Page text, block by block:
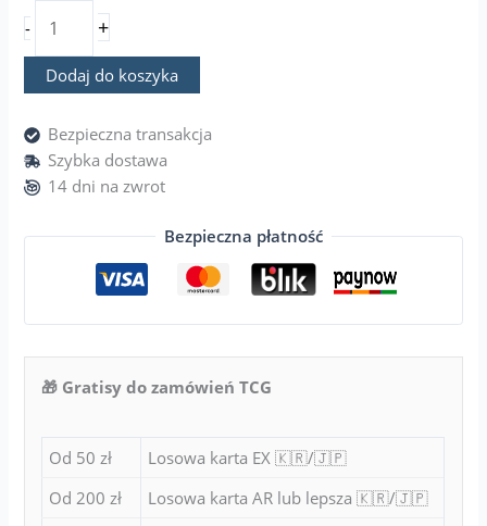
- +
Dodaj do koszyka
Bezpieczna transakcja
Szybka dostawa
14 dni na zwrot
Bezpieczna płatność
🎁 Gratisy do zamówień TCG
Od 50 zł
Losowa karta EX 🇰🇷/🇯🇵
Od 200 zł
Losowa karta AR lub lepsza 🇰🇷/🇯🇵